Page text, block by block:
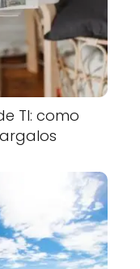
TI: como